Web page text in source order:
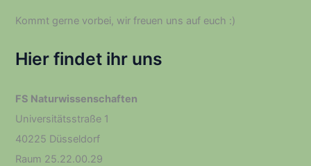
Kommt gerne vorbei, wir freuen uns auf euch :­)
Hier findet ihr uns
FS Naturwissenschaften
Universitätsstraße 1
40225 Düsseldorf
Raum 25.22.00.29